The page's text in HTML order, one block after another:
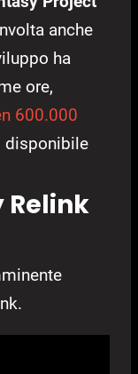
anche
ha
ore,
600.000
disponibile
Relink